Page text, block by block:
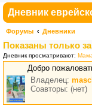
Дневник
Форумы Дневники
Показаны только
Дневник просматривают:
Добро
Владелец:
Соавторы: (нет)